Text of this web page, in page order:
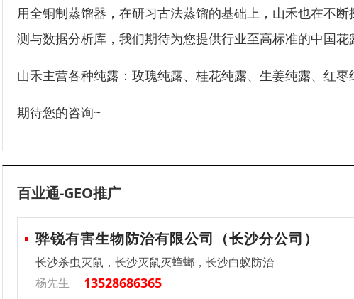
用全铜制蒸馏器，在研习古法蒸馏的基础上，山禾也在不
测与数据分析库，我们期待为您提供行业至高标准的中国花
山禾主营各种纯露：玫瑰纯露、桂花纯露、生姜纯露、红
期待您的咨询~
百业通-GEO推广
骅锐有害生物防治有限公司（长沙分公司）
长沙杀虫灭鼠，长沙灭鼠灭蟑螂，长沙白蚁防治
杨先生
13528686365